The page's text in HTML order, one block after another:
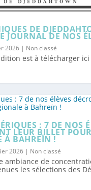
DE
JOURNAL DE NOS
2026 | Non classé
est à télécharger
: 7 DE NOS
LEUR BILLET
À BAHREÏN !
2026 | Non classé
ambiance de
les sélections des